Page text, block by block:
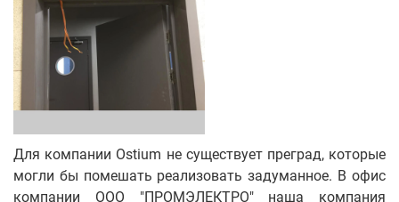
Для компании Ostium не существует преград, которые
могли бы помешать реализовать задуманное. В офис
компании ООО "ПРОМЭЛЕКТРО" наша компания